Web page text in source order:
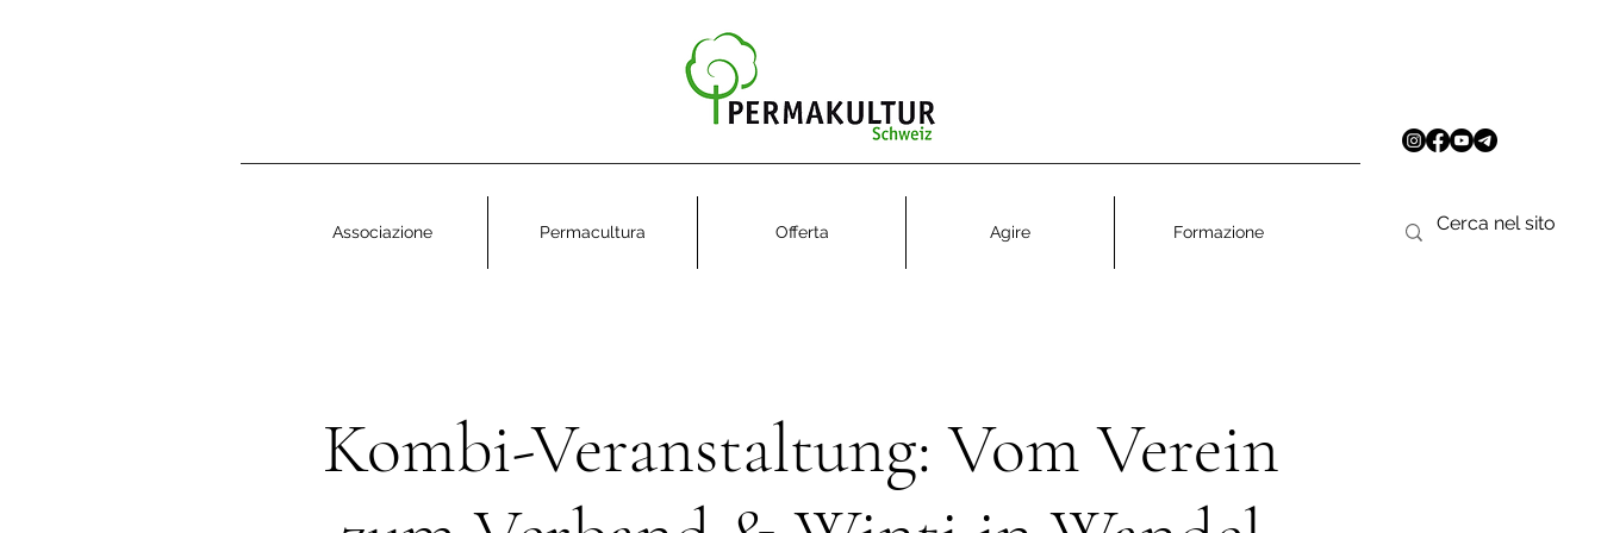
Associazione Permacultura Offerta Agire Formazione
Kombi-Veranstaltung: Vom Verein